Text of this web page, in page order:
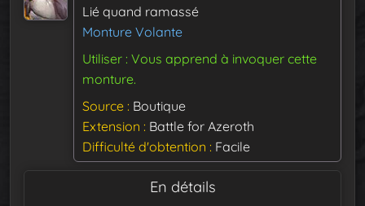
Lié quand ramassé
Monture Volante
Utiliser : Vous apprend à invoquer cette
monture.
Source Boutique
Extension
Battle for Azeroth
Difficulté d'obtention
Facile
En détails